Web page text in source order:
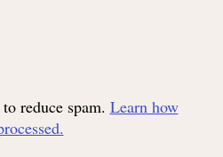
reduce spam. Learn how